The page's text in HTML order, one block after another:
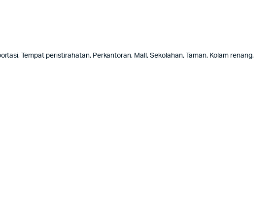
Tempat peristirahatan, Perkantoran, Mall, Sekolahan, Taman, Kolam renang,